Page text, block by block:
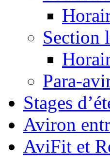
Section
Para-
Stages
Aviron
AviFit et